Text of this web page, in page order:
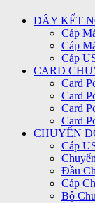
DÂY KẾT
Cáp
Cáp
Cáp
CARD
Card
Card
Card
Card
CHUYỂN
Cáp
Đầu
Cáp
Bộ